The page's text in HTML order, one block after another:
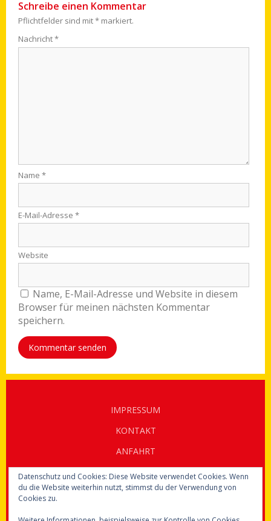
Schreibe einen Kommentar
Pflichtfelder sind mit* markiert.
Nachricht*
Name *
E-Mail-Adresse *
Website
Name, E-Mail-Adresse und Website in diesem
Browser für meinen nächsten Kommentar
speichern.
IMPRESSUM
KONTAKT
ANFAHRT
DATENSCHUTZ
Datenschutz und Cookies: Diese Website verwendet Cookies. Wenn
du die Website weiterhin nutzt, stimmst du der Verwendung von
Cookies zu.